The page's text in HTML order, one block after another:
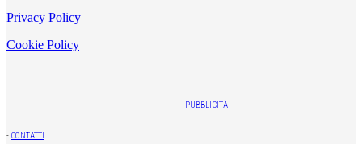
Privacy Policy
Cookie Policy
- PUBBLICITÀ
- CONTATTI